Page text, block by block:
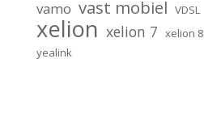
vamo vast mobiel VDSL
xelion xelion 7 xelion 8
yealink